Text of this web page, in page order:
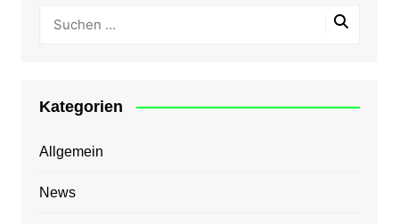
Kategorien
Allgemein
News